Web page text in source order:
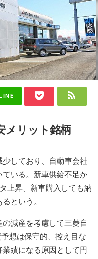
メリット銘柄
しており、自動車会社
いる。新車供給不足か
上昇、新車購入しても納
という。
減産を考慮して三菱自
想は保守的、控え目な
績になる原因として円